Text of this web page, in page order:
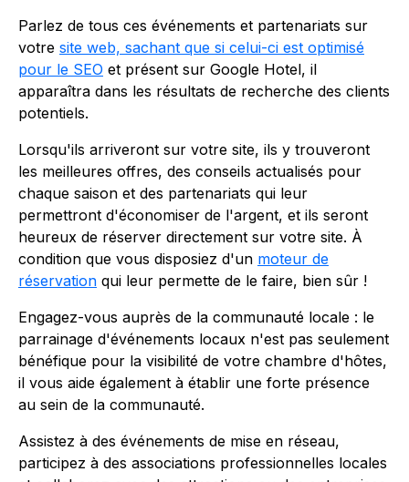
Parlez de tous ces événements et partenariats sur
votre site web, sachant que si celui-ci est optimisé
pour le SEO et présent sur Google Hotel, il
apparaîtra dans les résultats de recherche des clients
potentiels.
Lorsqu'ils arriveront sur votre site, ils y trouveront
les meilleures offres, des conseils actualisés pour
chaque saison et des partenariats qui leur
permettront d'économiser de l'argent, et ils seront
heureux de réserver directement sur votre site. À
condition que vous disposiez d'un moteur de
réservation qui leur permette de le faire, bien sûr !
Engagez-vous auprès de la communauté locale : le
parrainage d'événements locaux n'est pas seulement
bénéfique pour la visibilité de votre chambre d'hôtes,
il vous aide également à établir une forte présence
au sein de la communauté.
Assistez à des événements de mise en réseau,
participez à des associations professionnelles locales